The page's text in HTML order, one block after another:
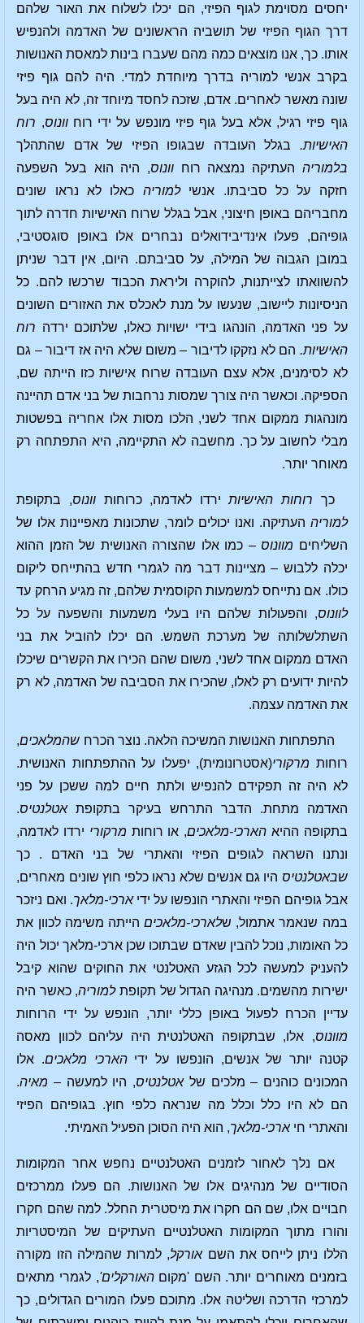
יחסים מסוימת לגוף הפיזי, הם יכלו לשלוח את האור שלהם
דרך הגוף הפיזי של תושביה הראשונים של האדמה ולהנפיש
אותו. כך, אנו מוצאים כמה מהם שעברו בינות למאסת האנושות
בקרב אנשי למוריה בדרך מיוחדת למדי. היה להם גוף פיזי
שונה מאשר לאחרים. אדם, שזכה לחסד מיוחד זה, לא היה בעל
גוף פיזי רגיל, אלא בעל גוף פיזי מונפש על ידי רוחוונוס, רוח
האישיות. בגלל העובדה שבגופו הפיזי של אדם שהתהלך
בלמוריה העתיקה נמצאה רוח וונוס, היה הוא בעל השפעה
חזקה על כל סביבתו. אנשילמוריה כאלו לא נראו שונים
מחבריהם באופן חיצוני, אבל בגלל שרוח האישיות חדרה לתוך
גופיהם, פעלו אינדיבידואלים נבחרים אלו באופן סוגסטיבי,
במובן הגבוה של המילה, על סביבתם. היום, אין דבר שניתן
להשוואתו לצייתנות, להוקרה וליראת הכבוד שרכשו להם. כל
הניסיונות ליישוב, שנעשו על מנת לאכלס את האזורים השונים
על פני האדמה, הונהגו בידי ישויות כאלו, שלתוכם ירדה רוח
האישיות. הם לא נזקקו לדיבור – משום שלא היה אז דיבור – גם
לא לסימנים, אלא עצם העובדה שרוח אישיות כזו הייתה שם,
הספיקה. וכאשר היה צורך שמסות נרחבות של בני אדם תהיינה
מונהגות ממקום אחד לשני, הלכו מסות אלו אחריה בפשטות
מבלי לחשוב על כך. מחשבה לא התקיימה, היא התפתחה רק
מאוחר יותר.
כך רוחות האישיות ירדו לאדמה, כרוחותוונוס, בתקופת
למוריה העתיקה. ואנו יכולים לומר, שתכונות מאפיינות אלו של
השליחים מוונוס– כמו אלו שהצורה האנושית של הזמן ההוא
יכלה ללבוש – מציינות דבר מה לגמרי חדש בהתייחס ליקום
כולו. אם נתייחס למשמעות הקוסמית שלהם, זה מגיע הרחק עד
לוונוס, והפעולות שלהם היו בעלי משמעות והשפעה על כל
השתלשלותה של מערכת השמש. הם יכלו להוביל את בני
האדם ממקום אחד לשני, משום שהם הכירו את הקשרים שיכלו
להיות ידועים רק לאלו, שהכירו את הסביבה של האדמה, לא רק
את האדמה עצמה.
התפתחות האנושות המשיכה הלאה. נוצר הכרח שהמלאכים,
רוחות מרקורי(אסטרונומית), יפעלו על ההתפתחות האנושית.
לא היה זה תפקידם להנפיש ולתת חיים למה ששכן על פני
האדמה מתחת. הדבר התרחש בעיקר בתקופתאטלנטיס.
בתקופה ההיא הארכי-מלאכים, או רוחות מרקורי ירדו לאדמה,
ונתנו השראה לגופים הפיזי והאתרי של בני האדם . כך
שבאטלנטיס היו גם אנשים שלא נראו כלפי חוץ שונים מאחרים,
אבל גופיהם הפיזי והאתרי הונפשו על ידיארכי-מלאך. ואם ניזכר
במה שנאמר אתמול, שלארכי-מלאכים הייתה משימה לכוון את
כל האומות, נוכל להבין שאדם שבתוכו שכן ארכי-מלאך יכול היה
להעניק למעשה לכל הגזע האטלנטי את החוקים שהוא קיבל
ישירות מהשמים. מנהיגה הגדול של תקופתלמוריה, כאשר היה
עדיין הכרח לפעול באופן כללי יותר, הונפש על ידי הרוחות
מוונוס, אלו, שבתקופה האטלנטית היה עליהם לכוון מאסה
קטנה יותר של אנשים, הונפשו על ידיהארכי מלאכים. אלו
המכונים כוהנים – מלכים שלאטלנטיס, היו למעשה – מאיה.
הם לא היו כלל וכלל מה שנראה כלפי חוץ. בגופיהם הפיזי
והאתרי חיארכי-מלאך, הוא היה הסוכן הפעיל האמיתי.
אם נלך לאחור לזמנים האטלנטיים נחפש אחר המקומות
הסודיים של מנהיגים אלו של האנושות. הם פעלו ממרכזים
חבויים אלו, שם הם חקרו את מיסטרית החלל. למה שהם חקרו
והורו מתוך המקומות האטלנטיים העתיקים של המיסטריות
הללו ניתן לייחס את השםאורקל, למרות שהמילה הזו מקורה
בזמנים מאוחרים יותר. השם 'מקוםהאורקלים', לגמרי מתאים
למרכזי הדרכה ושליטה אלו. מתוכם פעלו המורים הגדולים, כך